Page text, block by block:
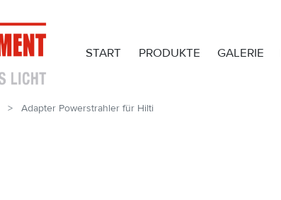
START PRODUKTE GALERIE
Adapter Powerstrahler für Hilti